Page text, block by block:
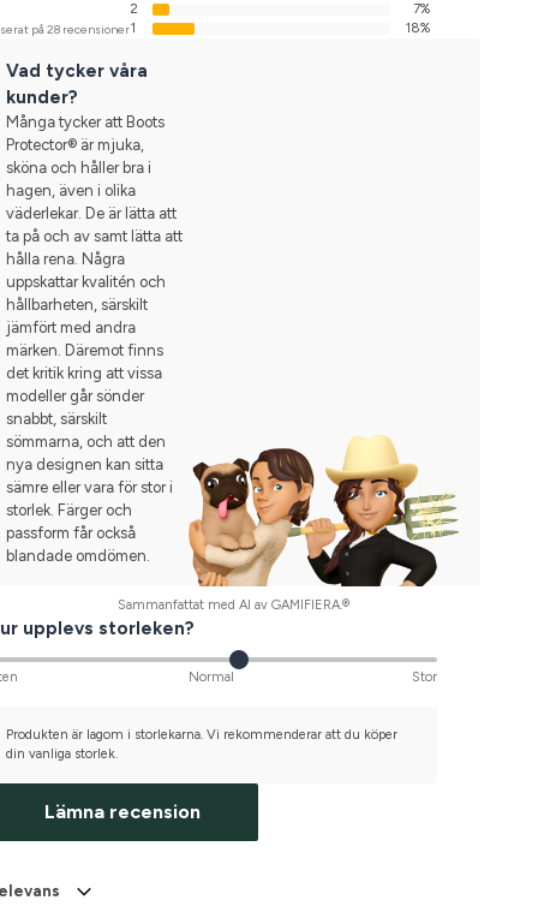
på 28 recensioner
2
7%
1
18%
Vad tycker våra
kunder?
Många tycker att Boots
Protector® är mjuka,
sköna och håller bra i
hagen, även i olika
väderlekar. De är lätta att
ta på och av samt lätta att
hålla rena. Några
uppskattar kvalitén och
hållbarheten, särskilt
jämfört med andra
märken. Däremot finns
det kritik kring att vissa
modeller går sönder
snabbt, särskilt
sömmarna, och att den
nya designen kan sitta
sämre eller vara för stor i
storlek. Färger och
passform får också
blandade omdömen.
Sammanfattat med AI av GAMIFIERA.®
upplevs storleken?
Normal Stor
Produkten är lagom i storlekarna. Vi rekommenderar att du köper
din vanliga storlek.
Lämna recension